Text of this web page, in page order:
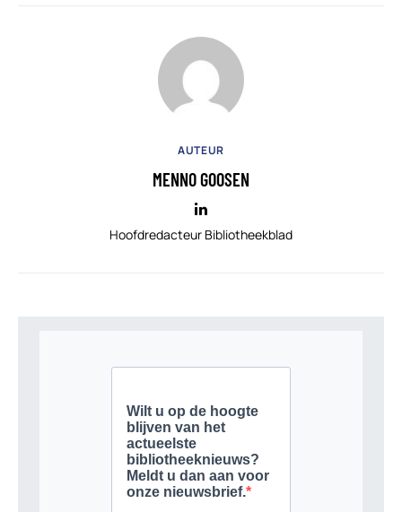
AUTEUR
MENNO GOOSEN
Hoofdredacteur Bibliotheekblad